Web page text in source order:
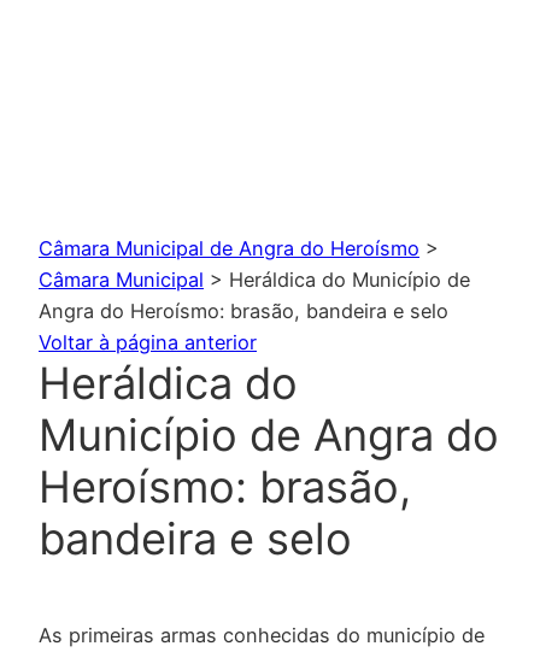
Câmara Municipal de Angra do Heroísmo >
Câmara Municipal > Heráldica do Município de
Angra do Heroísmo: brasão, bandeira e selo
Voltar à página anterior
Heráldica do
Município de Angra do
Heroísmo: brasão,
bandeira e selo
As primeiras armas conhecidas do município de